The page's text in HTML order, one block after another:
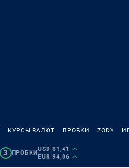
КУРСЫ ВАЛЮТ ПРОБКИ ZODY
3 ПРОБКИ
USD 81,41
EUR 94,06